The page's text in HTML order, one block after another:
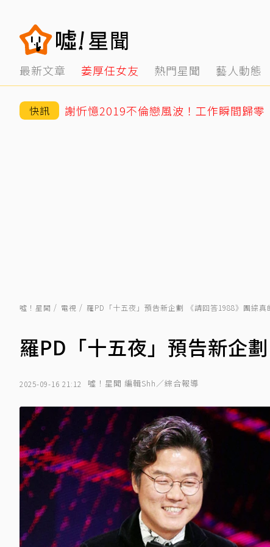
最新文章 姜厚任女友 熱門星聞 藝人動態
快訊
噓！星聞 電視 羅PD「十五夜」預告新企劃 《請回答1988》團綜真
羅PD「十五夜」預告新企
2025-09-16 21:12 噓！星聞 編輯Shh／綜合報導